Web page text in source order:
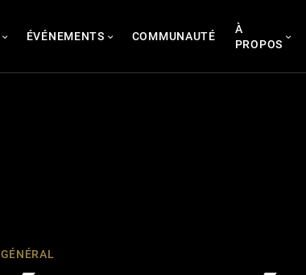
ÉVÉNEMENTS COMMUNAUTÉ
À
PROPOS
GÉNÉRAL